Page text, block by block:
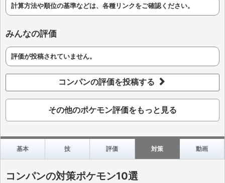
計算方法や順位の基準などは、各種リンクをご確認ください。
みんなの評価
評価が投稿されていません。
コンパンの評価を投稿する
その他のポケモン評価をもっと見る
基本 技 評価 対策 動画
コンパンの対策ポケモン10選